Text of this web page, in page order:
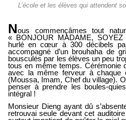
L’école et les élèves qui attendent
Nous commençâmes tout
« BONJOUR MADAME,
hurlé en cœur à 300 décibels
accompagné d’un brouhaha de
bousculés par les élèves un peu
tous en même temps. Cérémonie
avec la même ferveur à chaque
(Moussa, Imam, Chef du village).
penser à prendre les boules-
intégral !
Monsieur Dieng ayant dû
retrouvai seule devant cet